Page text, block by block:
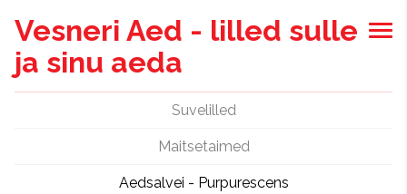
Vesneri Aed - lilled sulle
ja sinu aeda
Suvelilled
Maitsetaimed
Aedsalvei - Purpurescens